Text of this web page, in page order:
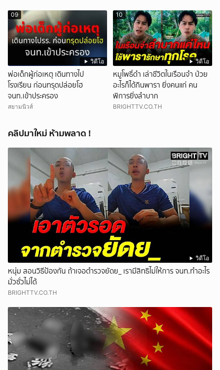
วิดีโอ
09
พ่อเด็กผู้ก่อเหตุ เดินทางไป
โรงเรียน ก่อนทรุดปล่อยโฮ
จนท.เข้าประครอง
สยามนิวส์
วิดีโอ
10
หมูโพธิ์ดำ เล่าชีวิตในเรือนจำ ป่วย
อะไรก็ได้กินพารา ยิ่งคนแก่ คน
พิการยิ่งลำบาก
BRIGHTTV.CO.TH
คลิปมาใหม่ ห้ามพลาด !
วิดีโอ
หนุ่ม สอนวิธีป้องกัน ถ้าเจอตำรวจยัดย_ เรามีสิทธิไม่ให้การ จนท.ทำอะไร
มั่วซั่วไม่ได้
BRIGHTTV.CO.TH